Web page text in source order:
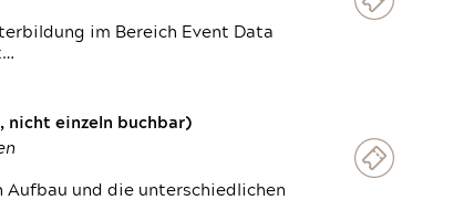
im Bereich Event Data
nicht einzeln buchbar)
Aufbau und die unterschiedlichen